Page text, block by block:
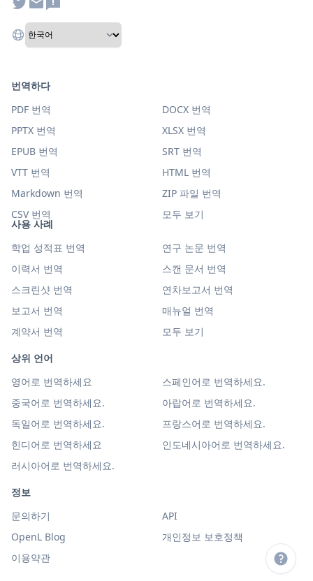
사용 사례
학업 성적표 번역
연구 논문 번역
이력서 번역
스캔 문서 번역
스크린샷 번역
연차보고서 번역
보고서 번역
매뉴얼 번역
계약서 번역
모두 보기
상위 언어
영어로 번역하세요
스페인어로 번역하세요.
중국어로 번역하세요.
아랍어로 번역하세요.
독일어로 번역하세요.
프랑스어로 번역하세요.
힌디어로 번역하세요
인도네시아어로 번역하세요.
러시아어로 번역하세요.
번역하다
PDF 번역
DOCX 번역
PPTX 번역
XLSX 번역
EPUB 번역
SRT 번역
VTT 번역
HTML 번역
Markdown 번역
ZIP 파일 번역
CSV 번역
모두 보기
정보
문의하기
API
OpenL Blog
개인정보 보호정책
이용약관